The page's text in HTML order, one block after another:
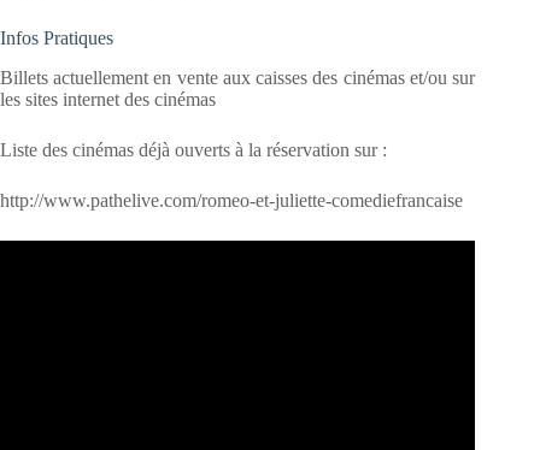
Infos Pratiques
Billets actuellement en vente aux caisses des cinémas et/ou sur
les sites internet des cinémas
Liste des cinémas déjà ouverts à la réservation sur :
http://www.pathelive.com/romeo-et-juliette-comediefrancaise